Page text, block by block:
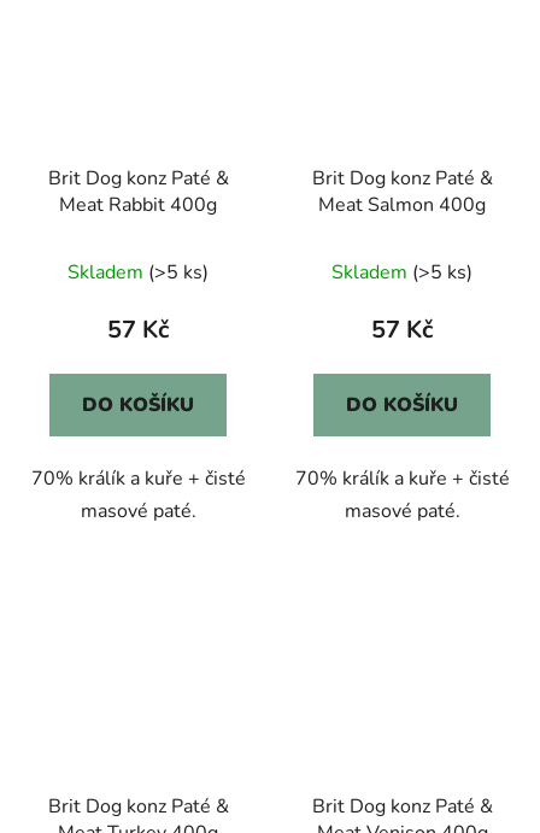
Brit Dog konz Paté &
Meat Rabbit 400g
Skladem (>5 ks)
57 Kč
DO KOŠÍKU
70% králík a kuře + čisté
masové paté.
Brit Dog konz Paté &
Meat Salmon 400g
Skladem (>5 ks)
57 Kč
DO KOŠÍKU
70% králík a kuře + čisté
masové paté.
Brit Dog konz Paté &
Brit Dog konz Paté &